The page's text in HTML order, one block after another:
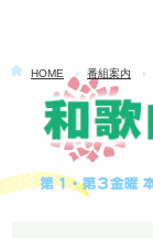
HOME 番組案内